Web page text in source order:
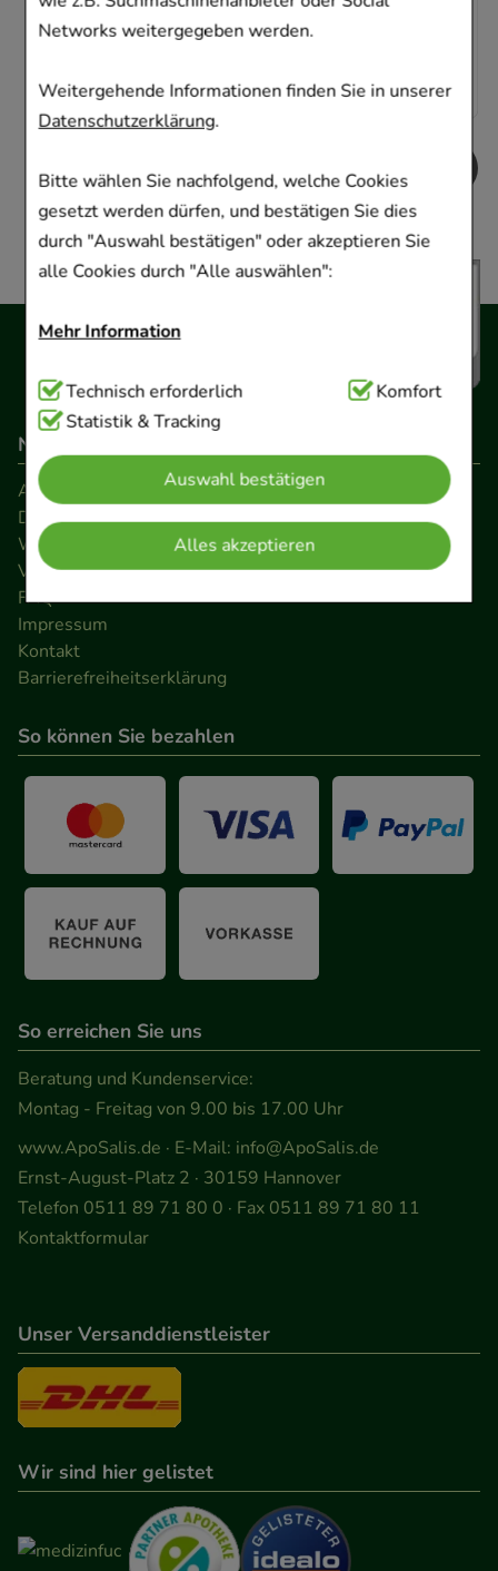
Networks weitergegeben werden.
Weitergehende Informationen finden Sie in unserer
Datenschutzerklärung.
Bitte wählen Sie nachfolgend, welche Cookies
gesetzt werden dürfen, und bestätigen Sie dies
durch "Auswahl bestätigen" oder akzeptieren Sie
alle Cookies durch "Alle auswählen":
Mehr Information
Technisch Notwendig:Hierbei handelt es sich um
Cookies, die für die Grundfunktionen unserer
Website notwendig sind (z.B. Navigation,
Warenkorb, Kundenkonto), weshalb auf diese nicht
verzichtet werden kann.
Komfort:Diese Cookies werden genutzt um das
Einkaufserlebnis noch ansprechender zu gestalten,
beispielsweise für die Wiedererkennung des
Besuchers oder unsere Seite an bevorzugte
Verhaltensweisen (z.B. Spracheinstellung)
anzupassen. Komfort-Cookies ermöglichen es uns
auch auf Ihre Bedürfnisse zugeschrittene Inhalte
anzuzeigen und unser Partnerprogramm zu
betreiben.
Statistik & Tracking:Hierüber lassen sich
unserer Website sammeln, mit deren Hilfe wir
Werbung auf Drittseiten möglichst relevant für Sie
zu gestalten. Bitte beachten Sie, dass Daten hierfür
teilweise an Dritte wie z.B. Google oder soziale
Medien übertragen werden.
Technisch erforderlich
Komfort
Statistik & Tracking
Auswahl bestätigen
Alles akzeptieren
12,27 €¹
AVP:12,99 €²
6,14 €pro 1 Stk
Navigation
AGB
Datenschutz
Widerrufsrecht
Versandkosten
FAQ
Impressum
Kontakt
Barrierefreiheitserklärung
So können Sie bezahlen
So erreichen Sie uns
Beratung und Kundenservice:
Montag - Freitag von 9.00 bis 17.00 Uhr
www.ApoSalis.de · E-Mail: info@ApoSalis.de
Ernst-August-Platz 2 · 30159 Hannover
Telefon 0511 89 71 80 0 · Fax 0511 89 71 80 11
Kontaktformular
Unser Versanddienstleister
Wir sind hier gelistet